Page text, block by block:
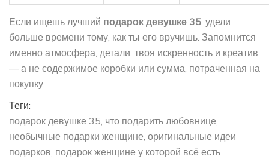
Если ищешь лучший подарок девушке 35, удели
больше времени тому, как ты его вручишь. Запомнится
именно атмосфера, детали, твоя искренность и креатив
— а не содержимое коробки или сумма, потраченная на
покупку.
Теги:
подарок девушке 35 что подарить любовнице
необычные подарки женщине оригинальные идеи
подарков подарок женщине у которой всё есть